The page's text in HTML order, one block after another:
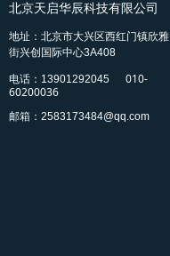
北京天启华辰科技有限公司
地址：北京市大兴区西红门镇欣雅
街兴创国际中心3A408
电话：13901292045 010-
60200036
邮箱：2583173484@qq.com